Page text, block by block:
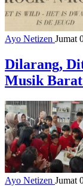
Ayo Netizen Jumat
Dilarang,
Musik
Ayo Netizen Jumat